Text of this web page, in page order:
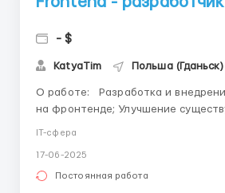
- $
KatyaTim Польша (Гданьск)
О работе: Разработка и внедрение новых функций
на фронтенде; Улучшение существующего кода и
Vue.js; Работа с другими инструментами
IT-сфера
17-06-2025
Постоянная работа